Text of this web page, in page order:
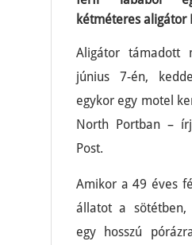
kétméteres aligátor
Aligátor támadott
június 7-én,
egykor egy motel
North Portban –
Post.
Amikor a 49 éves
állatot a
egy hosszú